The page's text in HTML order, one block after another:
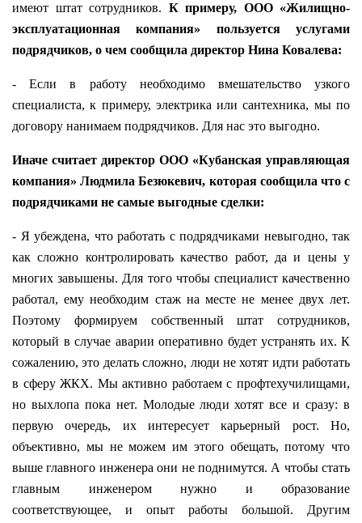
имеют штат сотрудников. К примеру, ООО «Жилищно-
эксплуатационная компания» пользуется услугами
подрядчиков, о чем сообщила директор Нина Ковалева:
- Если в работу необходимо вмешательство узкого
специалиста, к примеру, электрика или сантехника, мы по
договору нанимаем подрядчиков. Для нас это выгодно.
Иначе считает директор ООО «Кубанская управляющая
компания» Людмила Безюкевич, которая сообщила что с
подрядчиками не самые выгодные сделки:
- Я убеждена, что работать с подрядчиками невыгодно, так
как сложно контролировать качество работ, да и цены у
многих завышены. Для того чтобы специалист качественно
работал, ему необходим стаж на месте не менее двух лет.
Поэтому формируем собственный штат сотрудников,
который в случае аварии оперативно будет устранять их. К
сожалению, это делать сложно, люди не хотят идти работать
в сферу ЖКХ. Мы активно работаем с профтехучилищами,
но выхлопа пока нет. Молодые люди хотят все и сразу: в
первую очередь, их интересует карьерный рост. Но,
объективно, мы не можем им этого обещать, потому что
выше главного инженера они не поднимутся. А чтобы стать
главным инженером нужно и образование
соответствующее, и опыт работы большой. Другим